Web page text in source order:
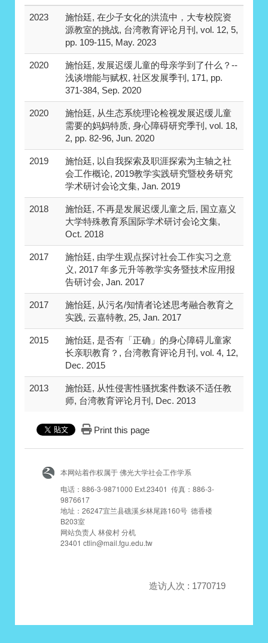
2023
施怡廷, 在少子女化的洪流中，大专校院资
源教室的挑战, 台湾教育评论月刊, vol. 12, 5,
pp. 109-115, May. 2023
2020
施怡廷, 发展迟缓儿童的母亲学到了什么？--
浅谈增能与赋权, 社区发展季刊, 171, pp.
371-384, Sep. 2020
2020
施怡廷, 从生态系统理论检视发展迟缓儿童
需要的妈妈特质, 身心障碍研究季刊, vol. 18,
2, pp. 82-96, Jun. 2020
2019
施怡廷, 以自我探索及职涯探索为主轴之社
会工作概论, 2019教学实践研究暨校务研究
学术研讨会论文集, Jan. 2019
2018
施怡廷, 不再是发展迟缓儿童之后, 国立嘉义
大学特殊教育系国际学术研讨会论文集,
Oct. 2018
2017
施怡廷, 由学生观点探讨社会工作实习之意
义, 2017 年多元升等教学实务暨技术应用报
告研讨会, Jan. 2017
2017
施怡廷, 从污名/知情者论述思考融合教育之
实践, 云嘉特教, 25, Jan. 2017
2015
施怡廷, 是否有「正确」的身心障碍儿童家
长亲职教育？, 台湾教育评论月刊, vol. 4, 12,
Dec. 2015
2013
施怡廷, 从性侵害性骚扰案件数谈不适任教
师, 台湾教育评论月刊, Dec. 2013
Print this page
本网站着作权属于 佛光大学社会工作学系
电话：886-3-9871000 Ext.23401 传真：886-3-
9876617
地址：26247宜兰县礁溪乡林尾路160号 德香楼
B203室
网站负责人 林俊村 分机
23401 ctlin@mail.fgu.edu.tw
造访人次 : 1770719